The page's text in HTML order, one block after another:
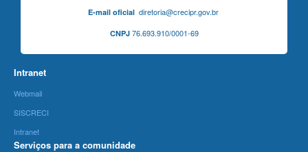
E-mail oficialdiretoria@crecipr.gov.br
CNPJ76.693.910/0001-69
Intranet
Webmail
SISCRECI
Intranet
Serviços para a comunidade